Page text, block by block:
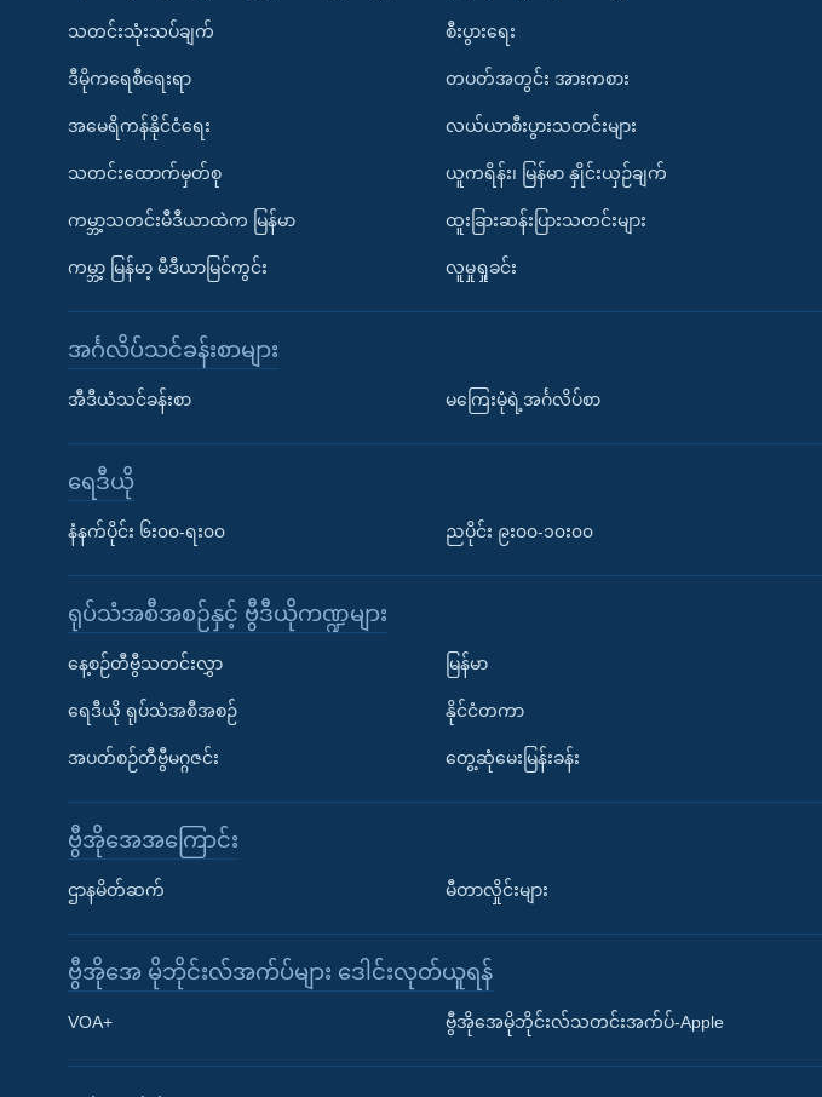
Learning English
သတင်းသုံးသပ်ချက်
ဒီမိုကရေစီရေးရာ
အမေရိကန်နိုင်ငံရေး
သတင်းထောက်မှတ်စု
ကမ္ဘာ့သတင်းမီဒီယာထဲက မြန်မာ
ကမ္ဘာ့ မြန်မာ့ မီဒီယာမြင်ကွင်း
စီးပွားရေး
တပတ်အတွင်း အားကစား
လယ်ယာစီးပွားသတင်းများ
ယူကရိန်း၊ မြန်မာ နှိုင်းယှဉ်ချက်
ထူးခြားဆန်းပြားသတင်းများ
လူမှုရှုခင်း
အင်္ဂလိပ်သင်ခန်းစာများ
အီဒီယံသင်ခန်းစာ မကြေးမုံရဲ့အင်္ဂလိပ်စာ
ရေဒီယို
နံနက်ပိုင်း ၆း၀၀-ရး၀၀ ညပိုင်း ၉း၀၀-၁၀း၀၀
ရုပ်သံအစီအစဉ်နှင့် ဗွီဒီယိုကဏ္ဍများ
နေ့စဉ်တီဗွီသတင်းလွှာ
ရေဒီယို ရုပ်သံအစီအစဉ်
အပတ်စဉ်တီဗွီမဂ္ဂဇင်း
မြန်မာ
နိုင်ငံတကာ
တွေ့ဆုံမေးမြန်းခန်း
ဗွီအိုအေအကြောင်း
ဌာနမိတ်ဆက် မီတာလှိုင်းများ
ဗွီအိုအေ မိုဘိုင်းလ်အက်ပ်များ ဒေါင်းလုတ်ယူရန်
VOA+ ဗွီအိုအေမိုဘိုင်းလ်သတင်းအက်ပ်-Apple